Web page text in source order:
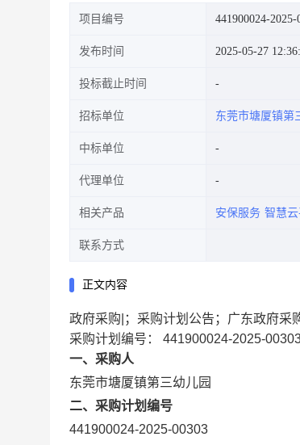
项目编号 441900024-2025-
发布时间 2025-05-27
投标截止时间
招标单位 东莞市塘厦镇第
中标单位
代理单位
相关产品 安保服务 智慧
联系方式
正文内容
政府采购|；采购计划公告；广东政府采
采购计划编号： 441900024-2025-
一、采购人
东莞市塘厦镇第三幼儿园
二、采购计划编号
441900024-2025-00303